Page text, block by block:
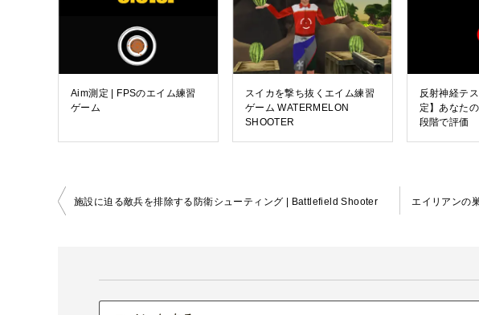
Aim測定 | FPSのエイム練習
ゲーム
スイカを撃ち抜くエイム練習
ゲーム WATERMELON
SHOOTER
反射神経テ
定】あなた
段階で評価
投
稿
施設に迫る敵兵を排除する防衛シューティング | Battlefield Shooter エイリアンの